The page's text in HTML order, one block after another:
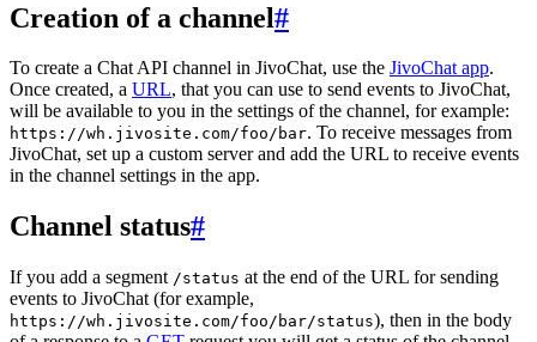
Creation of a channel#
To create a Chat API channel in JivoChat, use the JivoChat app.
Once created, a URL, that you can use to send events to JivoChat,
will be available to you in the settings of the channel, for example:
https://wh.jivosite.com/foo/bar. To receive messages from
JivoChat, set up a custom server and add the URL to receive events
in the channel settings in the app.
Channel status#
If you add a segment /status at the end of the URL for sending
events to JivoChat (for example,
https://wh.jivosite.com/foo/bar/status), then in the body